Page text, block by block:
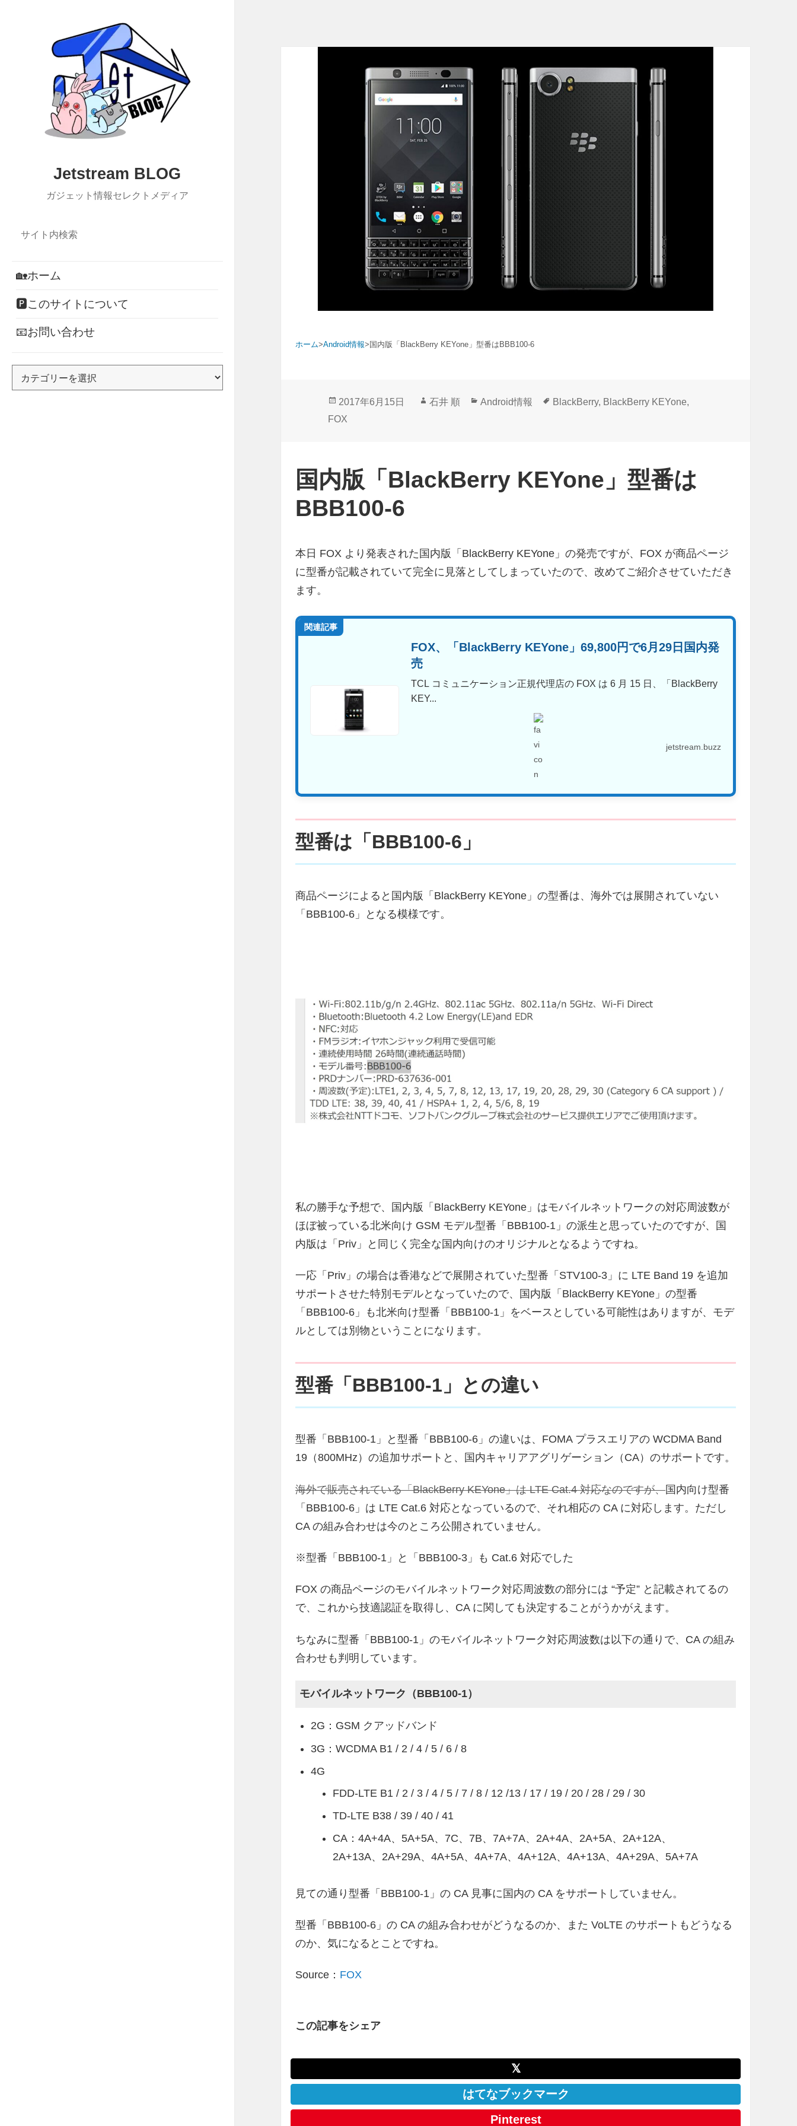
Jetstream BLOG
ガジェット情報セレクトメディア
🏡ホーム
🅿このサイトについて
📧お問い合わせ
ホーム>Android情報> 国内版「BlackBerry KEYone」型番はBBB100-6
投
稿
2017年6月15日
作
石井 順
カ
Android情報
タ
BlackBerry, BlackBerry KEYone,
FOX
国内版「BlackBerry KEYone」型番は
BBB100-6
本日 FOX より発表された国内版「BlackBerry KEYone」の発売ですが、FOX が商品ページ
に型番が記載されていて完全に見落としてしまっていたので、改めてご紹介させていただき
ます。
関連記事
FOX、「BlackBerry KEYone」69,800円で6月29日国内発
売
TCL コミュニケーション正規代理店の FOX は 6 月 15 日、「BlackBerry
KEY...
jetstream.buzz
型番は「BBB100-6」
商品ページによると国内版「BlackBerry KEYone」の型番は、海外では展開されていない
「BBB100-6」となる模様です。
私の勝手な予想で、国内版「BlackBerry KEYone」はモバイルネットワークの対応周波数が
ほぼ被っている北米向け GSM モデル型番「BBB100-1」の派生と思っていたのですが、国
内版は「Priv」と同じく完全な国内向けのオリジナルとなるようですね。
一応「Priv」の場合は香港などで展開されていた型番「STV100-3」に LTE Band 19 を追加
サポートさせた特別モデルとなっていたので、国内版「BlackBerry KEYone」の型番
「BBB100-6」も北米向け型番「BBB100-1」をベースとしている可能性はありますが、モデ
ルとしては別物ということになります。
型番「BBB100-1」との違い
型番「BBB100-1」と型番「BBB100-6」の違いは、FOMA プラスエリアの WCDMA Band
19（800MHz）の追加サポートと、国内キャリアアグリゲーション（CA）のサポートです。
海外で販売されている「BlackBerry KEYone」は LTE Cat.4 対応なのですが、国内向け型番
「BBB100-6」は LTE Cat.6 対応となっているので、それ相応の CA に対応します。ただし
CA の組み合わせは今のところ公開されていません。
※型番「BBB100-1」と「BBB100-3」も Cat.6 対応でした
FOX の商品ページのモバイルネットワーク対応周波数の部分には “予定” と記載されてるの
で、これから技適認証を取得し、CA に関しても決定することがうかがえます。
ちなみに型番「BBB100-1」のモバイルネットワーク対応周波数は以下の通りで、CA の組み
合わせも判明しています。
モバイルネットワーク（BBB100-1）
2G：GSM クアッドバンド
3G：WCDMA B1 / 2 / 4 / 5 / 6 / 8
4G
FDD-LTE B1 / 2 / 3 / 4 / 5 / 7 / 8 / 12 /13 / 17 / 19 / 20 / 28 / 29 / 30
TD-LTE B38 / 39 / 40 / 41
CA：4A+4A、5A+5A、7C、7B、7A+7A、2A+4A、2A+5A、2A+12A、
2A+13A、2A+29A、4A+5A、4A+7A、4A+12A、4A+13A、4A+29A、5A+7A
見ての通り型番「BBB100-1」の CA 見事に国内の CA をサポートしていません。
型番「BBB100-6」の CA の組み合わせがどうなるのか、また VoLTE のサポートもどうなる
のか、気になるとことですね。
Source： FOX
この記事をシェア
𝕏
はてなブックマーク
Pinterest